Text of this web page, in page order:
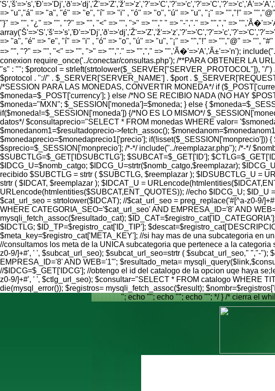
=> "u","á" => "a", "é" => "e", "í" => "i" , "ó" => "o", "ú" => "u", "¡" => "","!" =>
"}" => "", "¿" => "", "?" => "", "<" => "", ">" => ""," " => "-","." => "","," =>
=> "a", "é" => "e", "í" => "i" , "ó" => "o", "ú" => "u", "¡" => "","!" => "","@" => "",
=> "", "?" => "", "<" => "", ">" => "","." => "","," => "",'Ã�'=>'A','Ã±'=>'n');
conexion require_once('../conectar/consultas.php'); /**PARA OBTENER LA
"s" : ""; $protocol = strleft(strtolower($_SERVER["SERVER_PROTOCOL"]), "/
$protocol . "://" . $_SERVER['SERVER_NAME'] . $port .
/*SESSION PARA LAS MONEDAS, CONVERTIR MONEDA*/ if
$moneda=$_POST['currency']; } else /*NO SE RECIBIO NADA (NO HAY
$moneda="MXN"; $_SESSION['moneda']=$moneda; } else {
if($moneda!=$_SESSION['moneda']) {/*NO ES LO MISMO*/
datos*/ $consultaprecio="SELECT * FROM monedas WHERE valor=
$monedanom1=$resultadoprecio->fetch_assoc();
$monedaprecio=$monedaprecio1['precio'];
$sprecio=$_SESSION['monprecio']; /*-*/ include("../reemplazar.php"); /*-*/
$SUBCTLG=$_GET['IDSUBCTLG']; $SUBCAT=$_GET['ID'];
$IDCG_U=$nomb_catgo; $IDCG_U=strtr($nomb_catgo,$reemplazar);
recibido $SUBCTLG = strtr ( $SUBCTLG, $reemplazar ); $IDSUBCTLG_U =
strtr ( $IDCAT, $reemplazar ); $IDCAT_U =
URLencode(htmlentities($SUBCAT,ENT_QUOTES)); //echo $IDCG_U;
$cat_url_seo = strtolower($IDCAT); //$cat_url_seo = preg_replace('#[^a-z0-9/
WHERE CATEGORIA_SEO='$cat_url_seo' AND EMPRESA_ID='8' AND
mysqli_fetch_assoc($resultado_cat);
$IDCTLG; $ID_TP=$registro_cat['ID_TIP'];
$meta_key=$registro_cat['META_KEY']; //si hay mas de una subcategoria en
//consultamos los meta de la UNICA subcategoria que pertenece a la
z0-9/]+#', ' ', $subcat_url_seo); $subcat_url_seo=strtr ( $subcat_url_seo," ","-
EMPRESA_ID='8' AND WEB='1'"; $resultado_meta=
//$IDCG=$_GET['IDCG']; //obtengo el id del catalogo de la opcion uqe haya
z0-9/]+#', ' ', $ctlg_url_seo); $consultar="SELECT * FROM catalogo WHERE
die(mysql_error()); $registros= mysqli_fetch_assoc($result);
"; echo ""; echo ""; echo ""; */ } /* cierra el